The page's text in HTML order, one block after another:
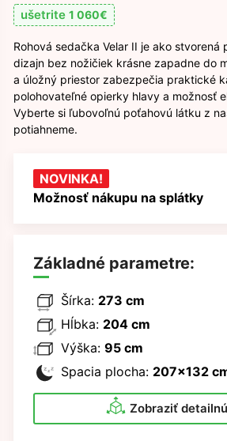
ušetrite 1 060€
Rohová sedačka Velar II je ako
dizajn bez nožičiek krásne zapadne do
a úložný priestor zabezpečia praktické
polohovateľné opierky hlavy a možnosť
Vyberte si ľubovoľnú poťahovú látku z
potiahneme.
NOVINKA!
Možnosť nákupu na splátky
Základné parametre:
Šírka: 273 cm
Hĺbka: 204 cm
Výška: 95 cm
Spacia plocha: 207x132
Zobraziť